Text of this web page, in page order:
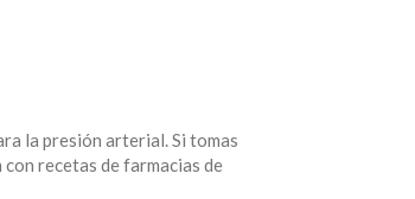
la presión arterial. Si tomas
con recetas de farmacias de